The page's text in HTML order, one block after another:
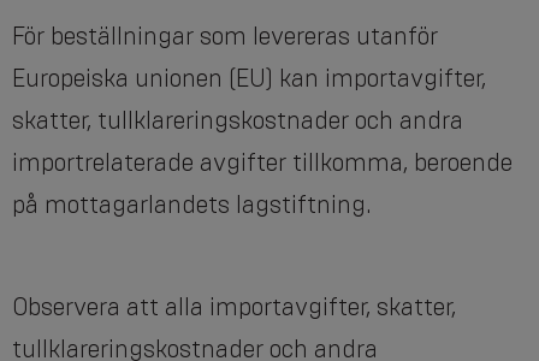
För beställningar som levereras utanför
Europeiska unionen (EU) kan importavgifter,
skatter, tullklareringskostnader och andra
importrelaterade avgifter tillkomma, beroende
på mottagarlandets lagstiftning.
Observera att alla importavgifter, skatter,
tullklareringskostnader och andra